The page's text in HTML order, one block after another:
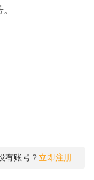
有账号？ 立即注册